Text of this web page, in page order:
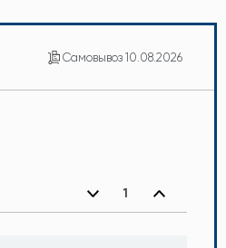
Самовывоз 10.08.2026